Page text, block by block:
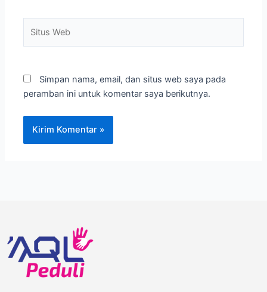
Web
Simpan nama, email, dan situs web saya pada
peramban ini untuk komentar saya berikutnya.